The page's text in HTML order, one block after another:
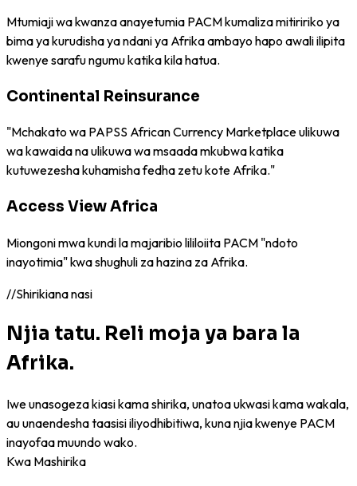
Mtumiaji wa kwanza anayetumia PACM kumaliza mitiririko ya
bima ya kurudisha ya ndani ya Afrika ambayo hapo awali ilipita
kwenye sarafu ngumu katika kila hatua.
Continental Reinsurance
"Mchakato wa PAPSS African Currency Marketplace ulikuwa
wa kawaida na ulikuwa wa msaada mkubwa katika
kutuwezesha kuhamisha fedha zetu kote Afrika."
Access View Africa
Miongoni mwa kundi la majaribio lililoiita PACM "ndoto
inayotimia" kwa shughuli za hazina za Afrika.
//Shirikiana nasi
Njia tatu. Reli moja ya bara la
Afrika.
Iwe unasogeza kiasi kama shirika, unatoa ukwasi kama wakala,
au unaendesha taasisi iliyodhibitiwa, kuna njia kwenye PACM
inayofaa muundo wako.
Kwa Mashirika